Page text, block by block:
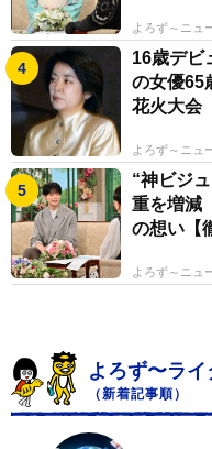
よろず～ニュ
16歳デビ
の女優65
花火大会
よろず～ニュ
“神ビジ
重を増減
の想い【
よろず～ニュ
よろず〜ライ
（新着記事順）